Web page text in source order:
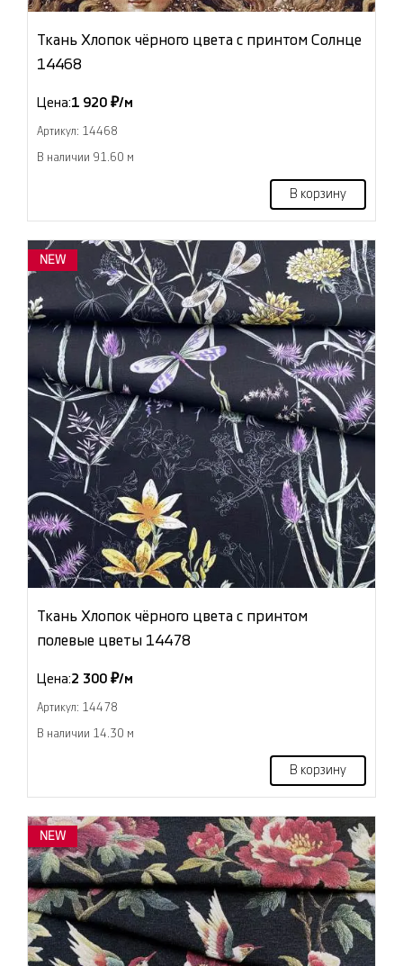
Ткань Хлопок чёрного цвета с принтом Солнце
14468
Цена:1 920 ₽/м
Артикул: 14468
В наличии 91.60 м
В корзину
NEW
Ткань Хлопок чёрного цвета с принтом
полевые цветы 14478
Цена:2 300 ₽/м
Артикул: 14478
В наличии 14.30 м
В корзину
NEW